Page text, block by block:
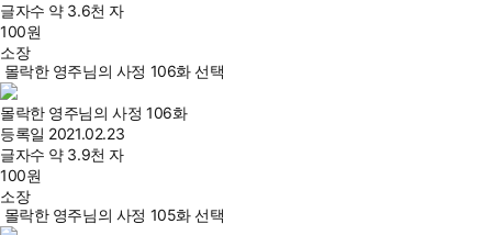
글자수 약 3.6천 자
100원
소장
몰락한 영주님의 사정 106화 선택
몰락한 영주님의 사정 106화
등록일 2021.02.23
글자수 약 3.9천 자
100원
소장
몰락한 영주님의 사정 105화 선택